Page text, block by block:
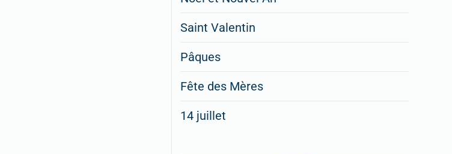
Saint Valentin
Pâques
Fête des Mères
14 juillet